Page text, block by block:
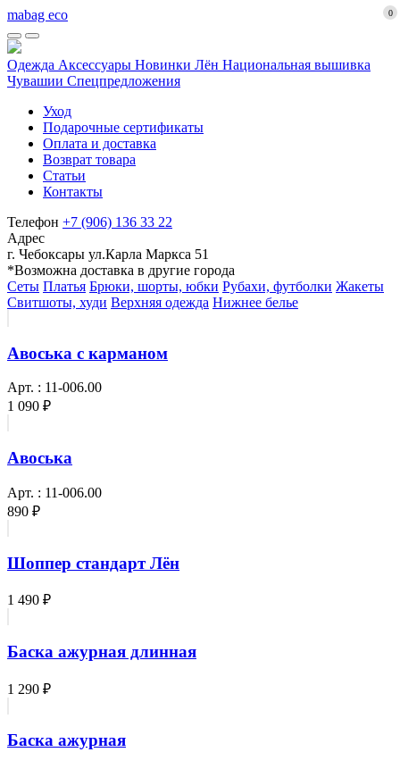
mabag eco
Одежда Аксессуары Новинки Лён Национальная вышивка
Чувашии Спецпредложения
Уход
Подарочные сертификаты
Оплата и доставка
Возврат товара
Статьи
Контакты
Телефон +7 (906) 136 33 22
Адрес
г. Чебоксары ул.Карла Маркса 51
*Возможна доставка в другие города
Сеты Платья Брюки, шорты, юбки Рубахи, футболки Жакеты
Свитшоты, худи Верхняя одежда Нижнее белье
Авоська с карманом
Арт. : 11-006.00
1 090 ₽
Авоська
Арт. : 11-006.00
890 ₽
Шоппер стандарт Лён
1 490 ₽
Баска ажурная длинная
1 290 ₽
Баска ажурная
0